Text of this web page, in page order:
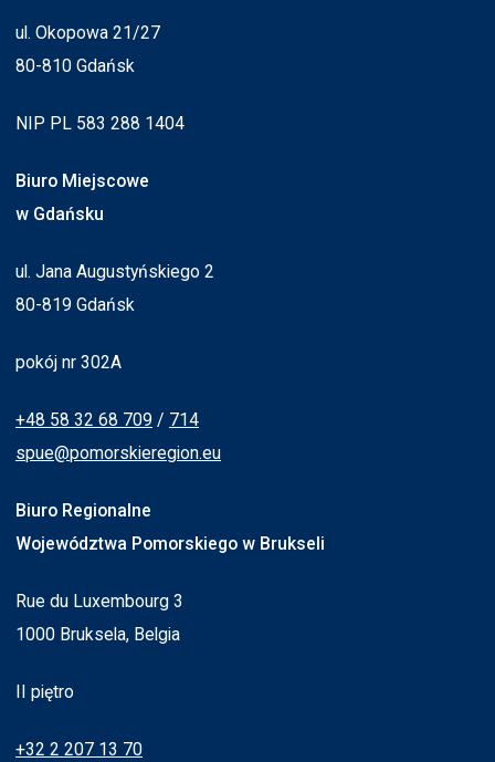
ul. Okopowa 21/27
80-810 Gdańsk
NIP PL 583 288 1404
Biuro Miejscowe
w Gdańsku
ul. Jana Augustyńskiego 2
80-819 Gdańsk
pokój nr 302A
+48 58 32 68 709 / 714
spue@pomorskieregion.eu
Biuro Regionalne
Województwa Pomorskiego w Brukseli
Rue du Luxembourg 3
1000 Bruksela, Belgia
II piętro
+32 2 207 13 70